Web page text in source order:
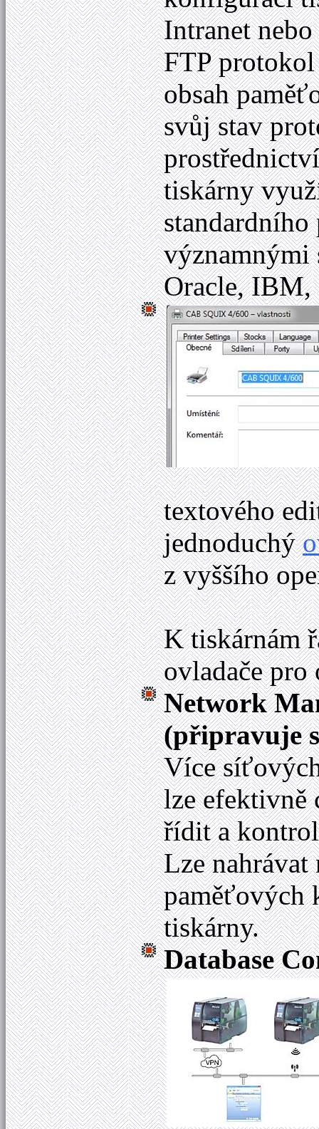
Intranet
FTP
obsah
svůj stav
tiskárny
Oracle, IBM,
textového
jednoduchý
z vyššího
K tiskárnám
ovladače
Network
(připravuje
Více
lze efektivně
řídit a
Lze
paměťových
tiskárny.
Database